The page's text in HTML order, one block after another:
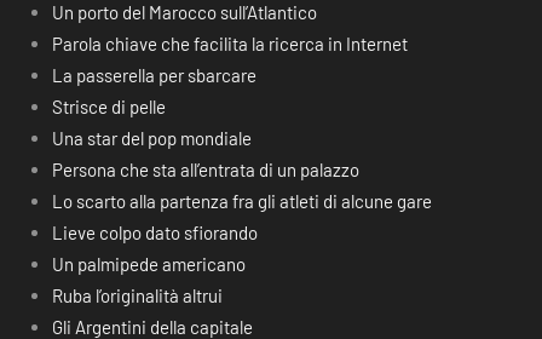
Un porto del Marocco sull’Atlantico
Parola chiave che facilita la ricerca in Internet
La passerella per sbarcare
Strisce di pelle
Una star del pop mondiale
Persona che sta all’entrata di un palazzo
Lo scarto alla partenza fra gli atleti di alcune gare
Lieve colpo dato sfiorando
Un palmipede americano
Ruba l’originalità altrui
Gli Argentini della capitale